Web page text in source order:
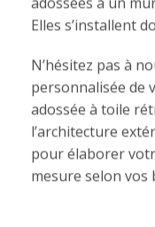
Elles s’installent
personnalisée de
adossée à toile
l’architecture
pour élaborer
mesure selon vos